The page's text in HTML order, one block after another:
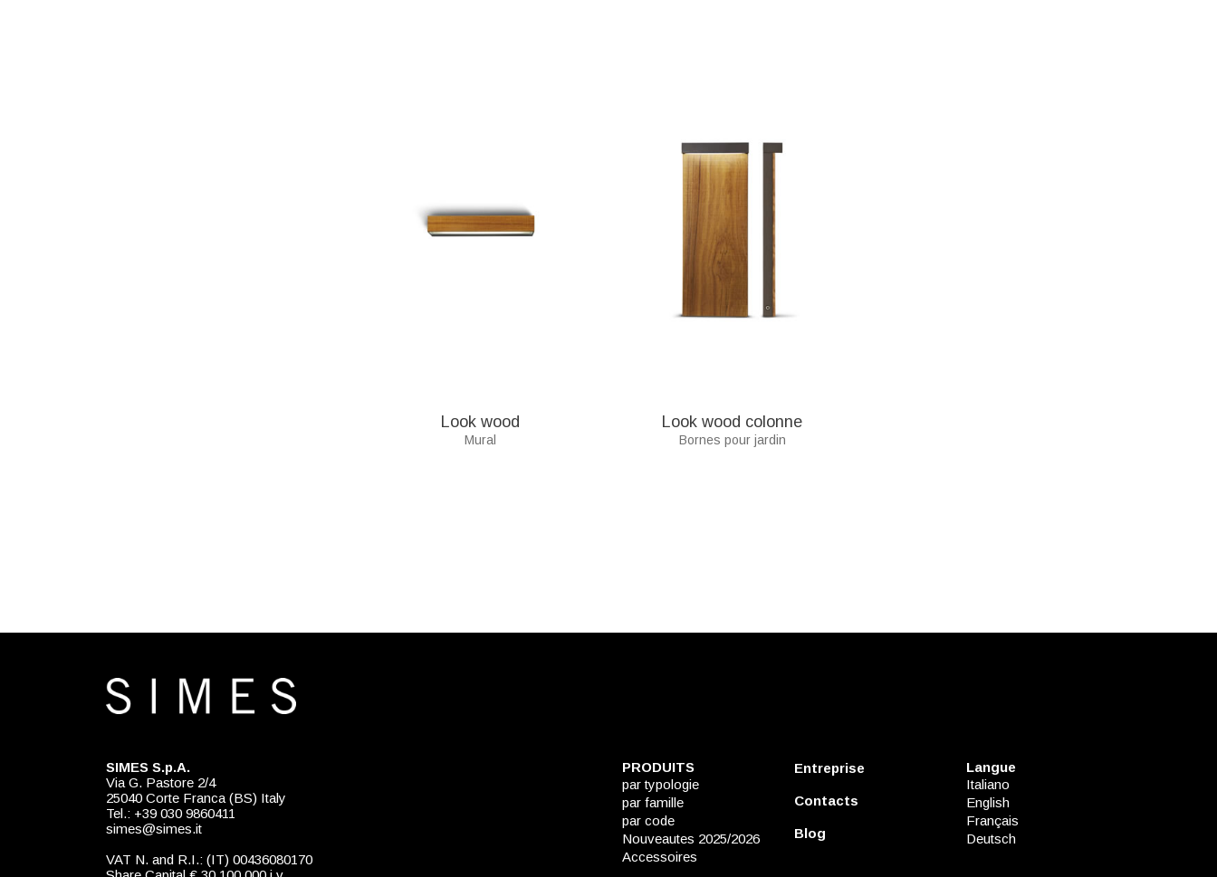
Look wood
Mural
Look wood colonne
Bornes pour jardin
SIMES S.p.A.
Via G. Pastore 2/4
25040 Corte Franca (BS) Italy
Tel.: +39 030 9860411
simes@simes.it
VAT N. and R.I.: (IT) 00436080170
PRODUITS
par typologie
par famille
par code
Nouveautes 2025/2026
Accessoires
Entreprise
Contacts
Blog
Langue
Italiano
English
Français
Deutsch